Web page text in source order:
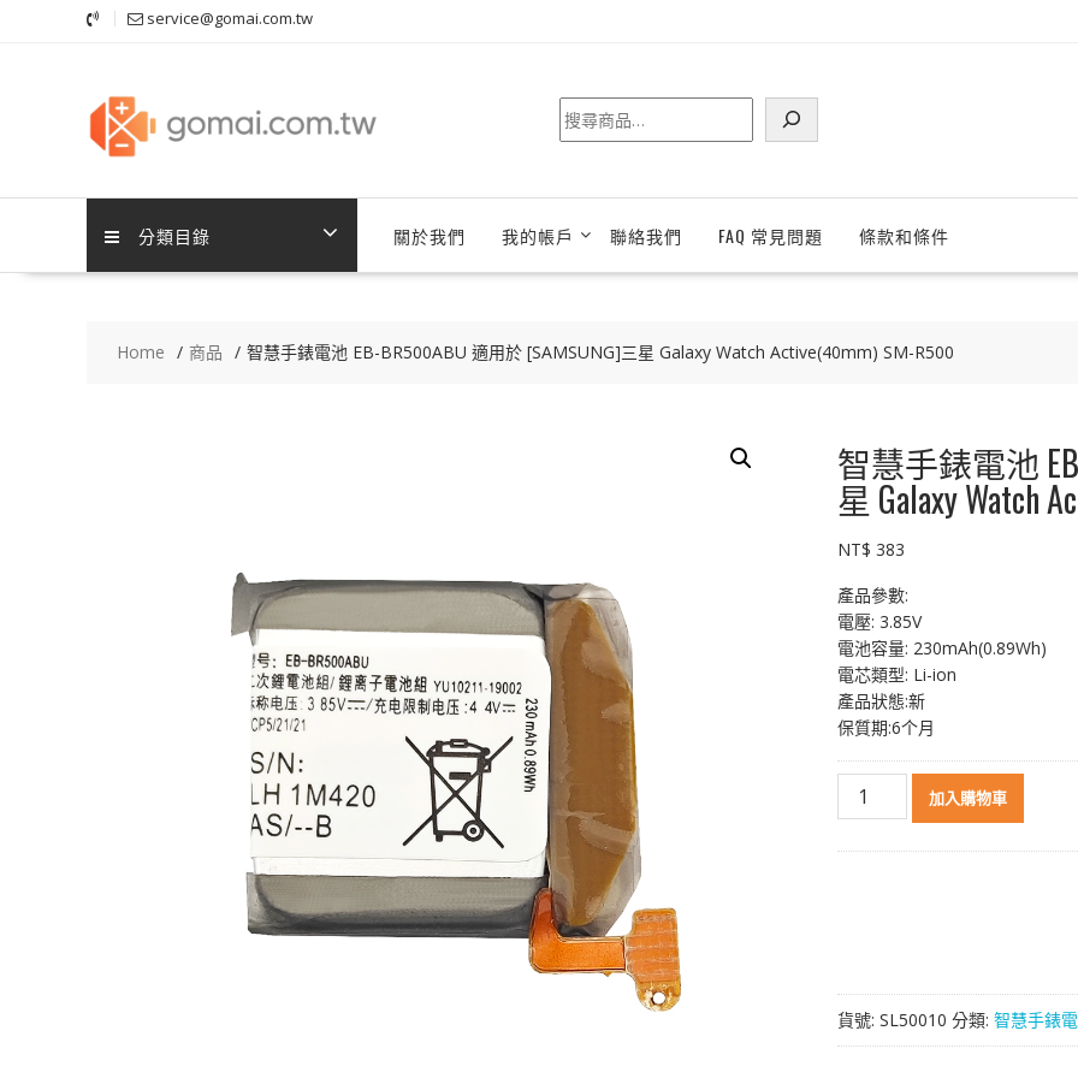
service@gomai.com.tw
搜
尋
分類目錄 關於我們 我的帳戶 聯絡我們 FAQ 常見問題 條款和條件
Home 商品 智慧手錶電池 EB-BR500ABU 適用於 [SAMSUNG]三星 Galaxy Watch Active(40mm) SM-R500
智慧手錶電池
星 Galaxy Watch
NT$ 383
產品參數:
電壓: 3.85V
電池容量: 230mAh(0.89Wh)
電芯類型: Li-ion
產品狀態:新
保質期:6个月
適
用
於
加入購物車
貨號: SL50010 分類: 智慧手錶